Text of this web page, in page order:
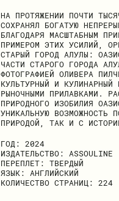
НА ПРОТЯЖЕНИИ ПОЧТИ
СОХРАНЯЛ БОГАТУЮ
БЛАГОДАРЯ МАСШТАБНЫМ
ПРИМЕРОМ ЭТИХ УСИЛИЙ,
СТАРЫЙ ГОРОД АЛУЛЫ:
ЧАСТИ СТАРОГО ГОРОДА
ФОТОГРАФИЕЙ ОЛИВЕРА
КУЛЬТУРНЫЙ И
РЫНОЧНЫМИ ПРИЛАВКАМИ.
ПРИРОДНОГО ИЗОБИЛИЯ
УНИКАЛЬНУЮ ВОЗМОЖНОСТЬ
ПРИРОДОЙ, ТАК И С
ГОД: 2024
ИЗДАТЕЛЬСТВО: ASSOULINE
ПЕРЕПЛЕТ: ТВЕРДЫЙ
ЯЗЫК: АНГЛИЙСКИЙ
КОЛИЧЕСТВО СТРАНИЦ: 224